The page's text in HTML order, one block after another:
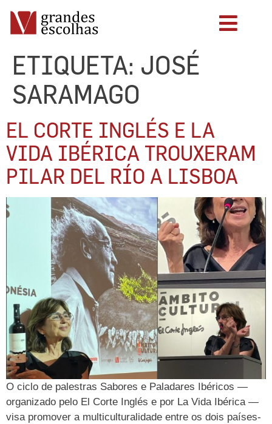
ETIQUETA: JOSÉ
SARAMAGO
EL CORTE INGLÉS E LA
VIDA IBÉRICA TROUXERAM
PILAR DEL RÍO A LISBOA
O ciclo de palestras Sabores e Paladares Ibéricos —
organizado pelo El Corte Inglés e por La Vida Ibérica —
visa promover a multiculturalidade entre os dois países-